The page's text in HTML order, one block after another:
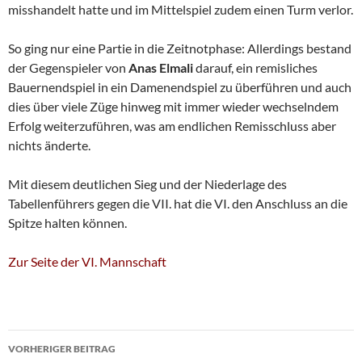
misshandelt hatte und im Mittelspiel zudem einen Turm verlor.
So ging nur eine Partie in die Zeitnotphase: Allerdings bestand
der Gegenspieler von Anas Elmalidarauf, ein remisliches
Bauernendspiel in ein Damenendspiel zu überführen und auch
dies über viele Züge hinweg mit immer wieder wechselndem
Erfolg weiterzuführen, was am endlichen Remisschluss aber
nichts änderte.
Mit diesem deutlichen Sieg und der Niederlage des
Tabellenführers gegen die VII. hat die VI. den Anschluss an die
Spitze halten können.
Zur Seite der VI. Mannschaft
Beitragsnavigation
VORHERIGER BEITRAG